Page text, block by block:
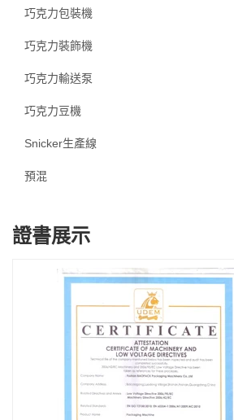
巧克力包裝機
巧克力裝飾機
巧克力輸送泵
巧克力豆機
Snicker生產線
預混
證書展示